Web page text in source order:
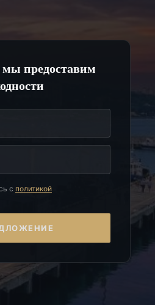
предоставим
с политикой